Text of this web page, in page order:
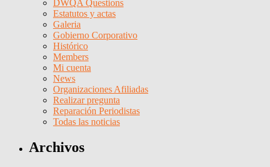
DWQA Questions
Estatutos y actas
Galeria
Gobierno Corporativo
Histórico
Members
Mi cuenta
News
Organizaciones Afiliadas
Realizar pregunta
Reparación Periodistas
Todas las noticias
Archivos